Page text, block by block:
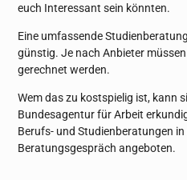
euch Interessant sein könnten.
Eine umfassende
günstig. Je nach Anbieter
gerechnet werden.
Wem das zu kostspielig ist, kann
Bundesagentur für Arbeit
Berufs- und Studienberatungen
Beratungsgespräch angeboten.